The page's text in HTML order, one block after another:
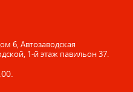
6, Автозаводская
1-й этаж павильон 37.